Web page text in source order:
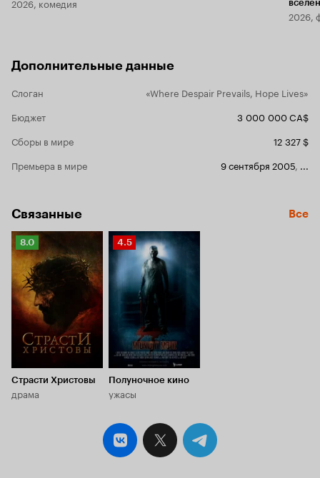
2026,
Дополнительные данные
Слоган
«Where Despair Prevails, Hope Lives»
Бюджет
3 000 000 CA$
Сборы в мире
12 327 $
Премьера в мире
9 сентября 2005
Связанные Все
Рейтинг
Кинопоиска
8.0
8.0
Страсти Христовы
драма
Рейтинг
Кинопоиска
4.5
4.5
Полуночное кино
ужасы